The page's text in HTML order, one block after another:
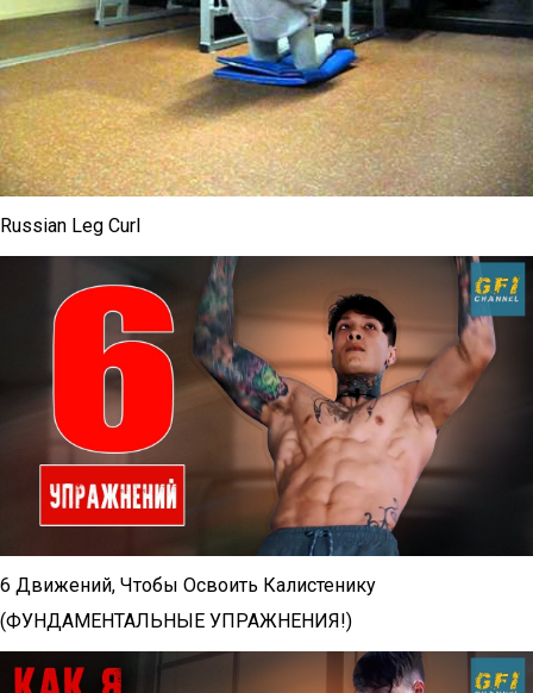
Russian Leg Curl
6 Движений, Чтобы Освоить Калистенику
(ФУНДАМЕНТАЛЬНЫЕ УПРАЖНЕНИЯ!)